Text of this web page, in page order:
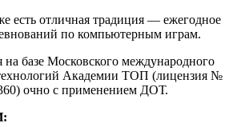
есть отличная традиция — ежегодное
по компьютерным играм.
на базе Московского международного
Академии ТОП (лицензия №
очно с применением ДОТ.